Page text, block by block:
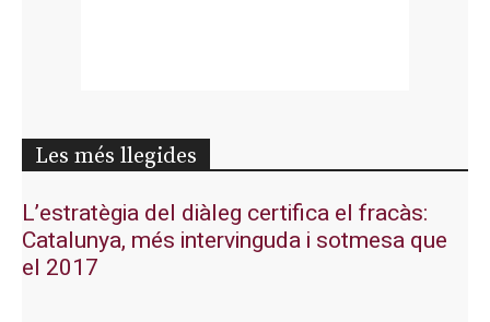
Les més llegides
L’estratègia del diàleg certifica el fracàs:
Catalunya, més intervinguda i sotmesa que
el 2017